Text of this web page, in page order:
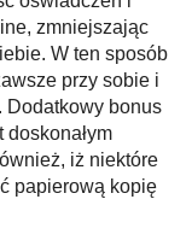
zmniejszając
W ten sposób
przy sobie i
Dodatkowy bonus
iż niektóre
papierową kopię